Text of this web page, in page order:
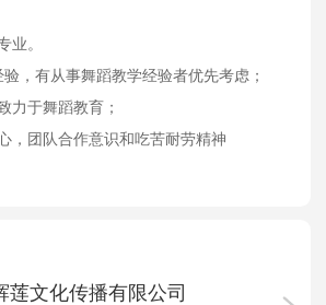
业。
，有从事舞蹈教学经验者优先考虑；
力于舞蹈教育；
，团队合作意识和吃苦耐劳精神
莲文化传播有限公司